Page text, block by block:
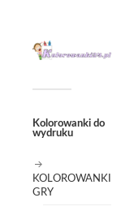
Kolorowanki do
wydruku
KOLOROWANKI
GRY